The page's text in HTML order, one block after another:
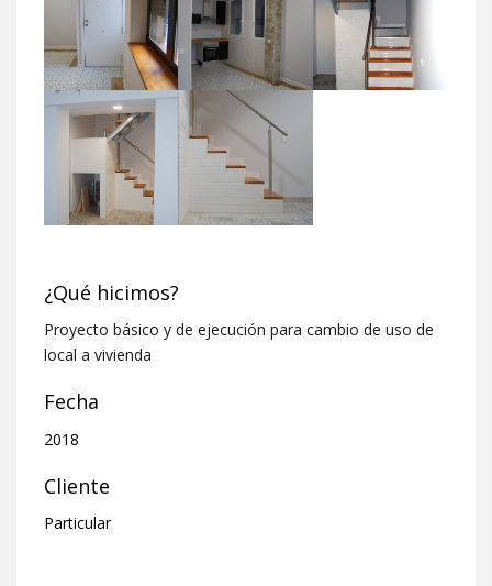
¿Qué hicimos?
Proyecto básico y de ejecución para cambio de uso de
local a vivienda
Fecha
2018
Cliente
Particular